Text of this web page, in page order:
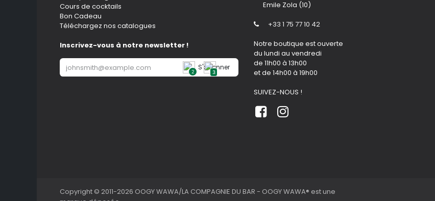
Cours de cocktails
Bon Cadeau
Téléchargez nos catalogues
Inscrivez-vous à notre newsletter !
2 3
S'abonner
Emile Zola (10)
+33 1 75 77 10 42
Notre boutique est ouverte
du lundi au vendredi
de 11h00 à 13h00
et de 14h00 à 19h00
SUIVEZ-NOUS !
Copyright © 2011-2026 OOGY WAWA/LA COMPAGNIE DU BAR - OOGY WAWA® est une